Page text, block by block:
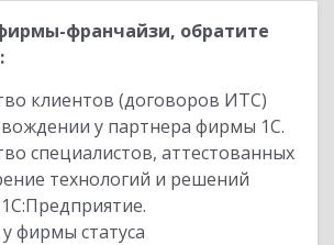
франчайзи, обратите
клиентов (договоров ИТС)
у партнера фирмы 1С.
специалистов, аттестованных
технологий и решений
фирмы статуса